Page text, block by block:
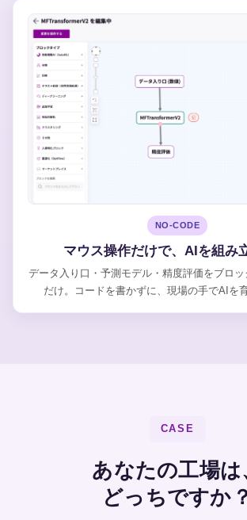
NO-CODE
マウス操作だけで、AIを組み
データ入り口・予測モデル・精度評価をブロッ
だけ。コードを書かずに、現場の手でAIを
CASE
あなたの工場は
どっちですか？